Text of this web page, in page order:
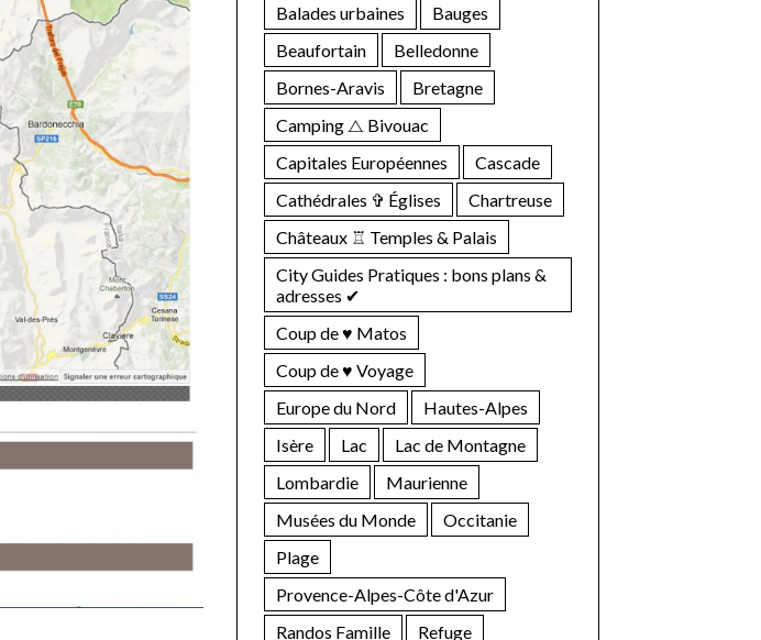
Balades urbaines
Bauges
Beaufortain
Belledonne
Bornes-Aravis
Bretagne
Camping ⧍ Bivouac
Capitales Européennes
Cascade
Cathédrales ✞ Églises
Chartreuse
Châteaux ♖ Temples & Palais
City Guides Pratiques : bons plans &
adresses ✔︎
Coup de ♥ Matos
Coup de ♥ Voyage
Europe du Nord
Hautes-Alpes
Isère
Lac
Lac de Montagne
Lombardie
Maurienne
Musées du Monde
Occitanie
Plage
Provence-Alpes-Côte d'Azur
Randos Famille
Refuge
Vous pouvez nous aider !
ducontenu intégralement gratuit et
tout cela a un coût pour nous (frais de
notre travail, vous pouvez, dans nos
pour vos achats en ligne de matériel, vos
de visites et activités touristiques... (voir
et, nous, ça nous aidera
vous. Vous pouvez aussi commander un
. Merci grandement pour le coup de